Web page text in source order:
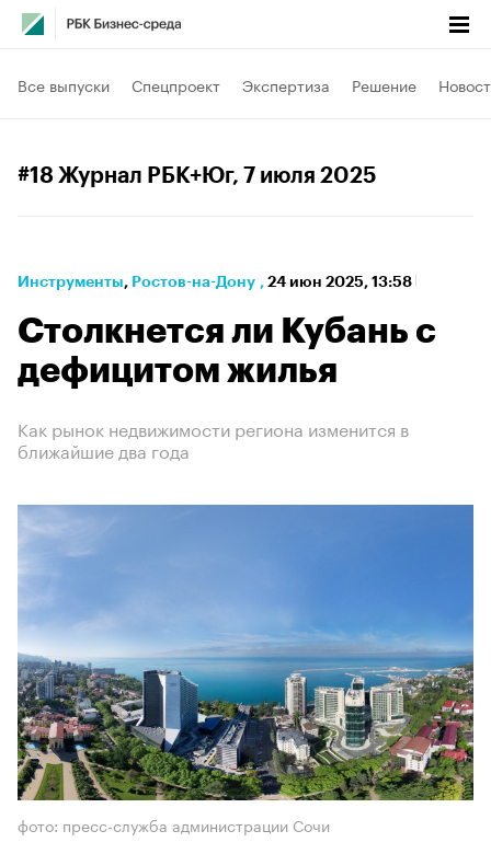
Все выпуски Спецпроект Экспертиза Решение
#18 Журнал РБК+Юг, 7 июля 2025
Инструменты⁠, Ростов-на-Дону , 24 июн 2025, 13:58
Столкнется ли Кубань с
дефицитом жилья
Как рынок недвижимости региона изменится в
ближайшие два года
фото: пресс-служба администрации Сочи